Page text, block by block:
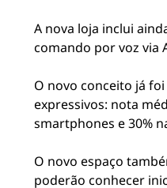
A nova loja inclui
comando por voz via
O novo conceito já
expressivos: nota
smartphones e 30%
O novo espaço
poderão conhecer